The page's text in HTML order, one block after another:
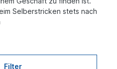
Selberstricken stets nach
Filter